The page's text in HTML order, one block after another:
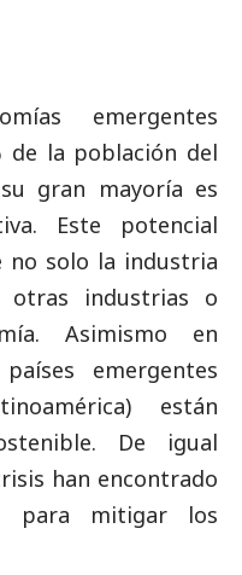
emergentes
de la población del
gran mayoría es
Este potencial
no solo la industria
otras industrias o
Asimismo en
emergentes
están
De igual
han encontrado
para mitigar los